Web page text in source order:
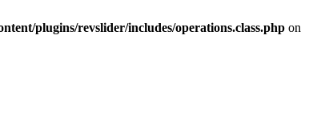
plugins/revslider/includes/operations.class.php on